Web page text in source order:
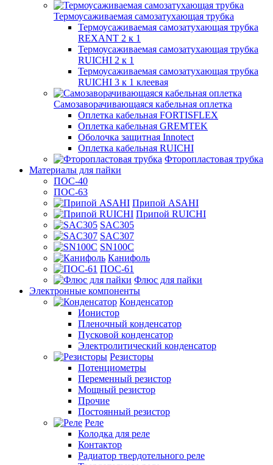
Термоусаживаемая самозатухающая трубка
Термоусаживаемая самозатухающая трубка
REXANT 2 к 1
Термоусаживаемая самозатухающая трубка
RUICHI 2 к 1
Термоусаживаемая самозатухающая трубка
RUICHI 3 к 1 клеевая
Самозаворачивающаяся кабельная оплетка
Оплетка кабельная FORTISFLEX
Оплетка кабельная GREMTEK
Оболочка защитная Innotect
Оплетка кабельная RUICHI
Фторопластовая трубка
Материалы для пайки
ПОС-40
ПОС-63
Припой ASAHI
Припой RUICHI
SAC305
SAC307
SN100C
Канифоль
ПОС-61
Флюс для пайки
Электронные компоненты
Конденсатор
Ионистор
Пленочный конденсатор
Пусковой конденсатор
Электролитический конденсатор
Резисторы
Потенциометры
Переменный резистор
Мощный резистор
Прочие
Постоянный резистор
Реле
Колодка для реле
Контактор
Радиатор твердотельного реле